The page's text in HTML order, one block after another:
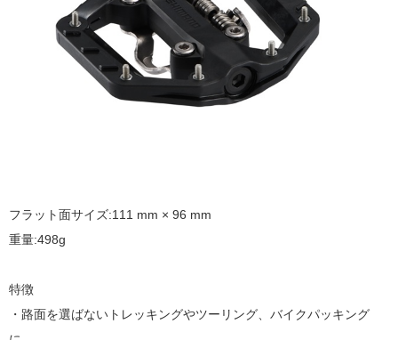
フラット面サイズ:111 mm × 96 mm
重量:498g
特徴
・路面を選ばないトレッキングやツーリング、バイクパッキング